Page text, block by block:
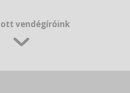
vendégíróink